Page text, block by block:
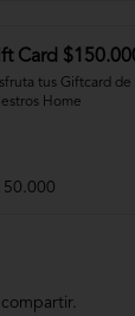
Card
tus Giftcard
Home